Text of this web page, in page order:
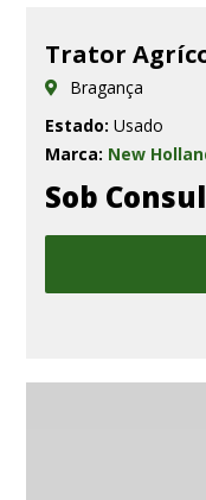
Trator
Bragança
Estado: Usado
Marca: New
Sob